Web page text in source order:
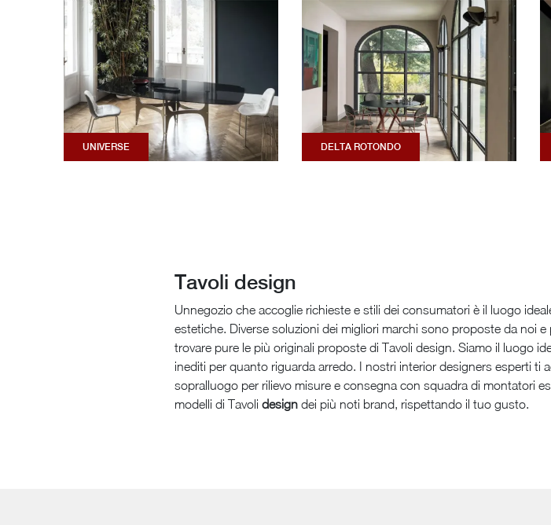
UNIVERSE DELTA ROTONDO
Tavoli design
Unnegozio che accoglie richieste e stili dei consumatori è il luogo
estetiche. Diverse soluzioni dei migliori marchi sono proposte da noi
trovare pure le più originali proposte di Tavoli design. Siamo il luogo
inediti per quanto riguarda arredo. I nostri interior designers esperti
sopralluogo per rilievo misure e consegna con squadra di montatori
modelli di Tavoli design dei più noti brand, rispettando il tuo gusto.